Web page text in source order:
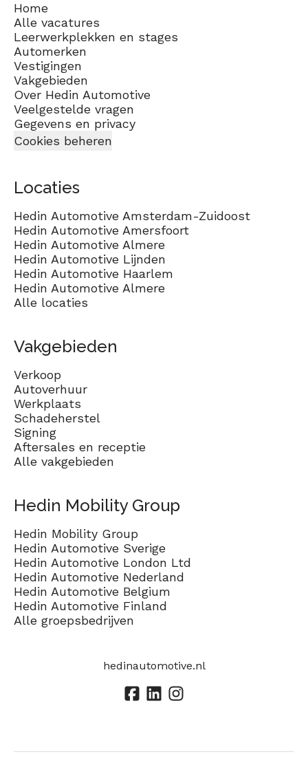
Home
Alle vacatures
Leerwerkplekken en stages
Automerken
Vestigingen
Vakgebieden
Over Hedin Automotive
Veelgestelde vragen
Gegevens en privacy
Cookies beheren
Locaties
Hedin Automotive Amsterdam-Zuidoost
Hedin Automotive Amersfoort
Hedin Automotive Almere
Hedin Automotive Lijnden
Hedin Automotive Haarlem
Hedin Automotive Almere
Alle locaties
Vakgebieden
Verkoop
Autoverhuur
Werkplaats
Schadeherstel
Signing
Aftersales en receptie
Alle vakgebieden
Hedin Mobility Group
Hedin Mobility Group
Hedin Automotive Sverige
Hedin Automotive London Ltd
Hedin Automotive Nederland
Hedin Automotive Belgium
Hedin Automotive Finland
Alle groepsbedrijven
hedinautomotive.nl